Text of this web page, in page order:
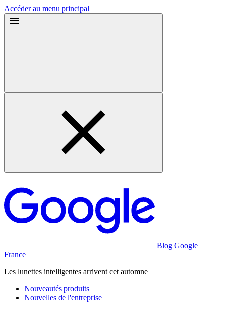
Accéder au menu principal
Blog Google
France
Les lunettes intelligentes arrivent cet automne
Nouveautés produits
Nouvelles de l'entreprise